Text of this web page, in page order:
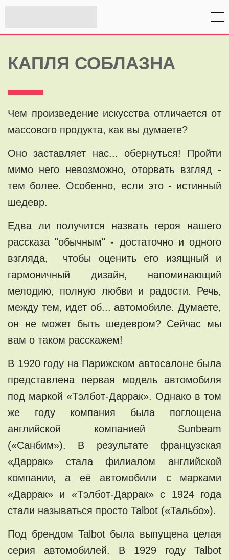
КАПЛЯ СОБЛАЗНА
Чем произведение искусства отличается от
массового продукта, как вы думаете?
Оно заставляет нас... обернуться! Пройти
мимо него невозможно, оторвать взгляд -
тем более. Особенно, если это - истинный
шедевр.
Едва ли получится назвать героя нашего
рассказа "обычным" - достаточно и одного
взгляда, чтобы оценить его изящный и
гармоничный дизайн, напоминающий
мелодию, полную любви и радости. Речь,
между тем, идет об... автомобиле. Думаете,
он не может быть шедевром? Сейчас мы
вам о таком расскажем!
В 1920 году на Парижском автосалоне была
представлена первая модель автомобиля
под маркой «Тэлбот-Даррак». Однако в том
же году компания была поглощена
английской компанией Sunbeam
(«Санбим»). В результате французская
«Даррак» стала филиалом английской
компании, а её автомобили с марками
«Даррак» и «Тэлбот-Даррак» с 1924 года
стали называться просто Talbot («Тальбо»).
Под брендом Talbot была выпущена целая
серия автомобилей. В 1929 году Talbot